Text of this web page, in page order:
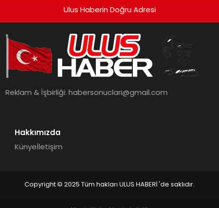
Ulus Haberin Doğru Adresi
Reklam & İşbirliği:habersonuclari@gmail.com
Hakkımızda
Künyeİletişim
Copyright © 2025 Tüm hakları ULUS HABERİ 'de saklıdır.